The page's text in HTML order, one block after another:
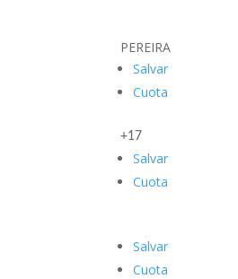
PEREIRA
Salvar
Cuota
+17
Salvar
Cuota
Salvar
Cuota